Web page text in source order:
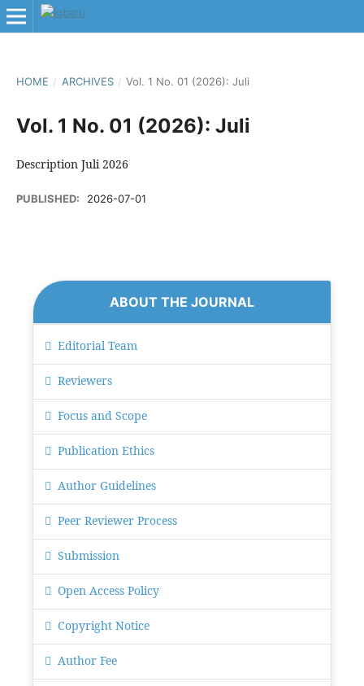
HOME / ARCHIVES / Vol. 1 No. 01 (2026): Juli
Vol. 1 No. 01 (2026): Juli
Description Juli 2026
PUBLISHED: 2026-07-01
ABOUT THE JOURNAL
Editorial Team
Reviewers
Focus and Scope
Publication Ethics
Author Guidelines
Peer Reviewer Process
Submission
Open Access Policy
Copyright Notice
Author Fee